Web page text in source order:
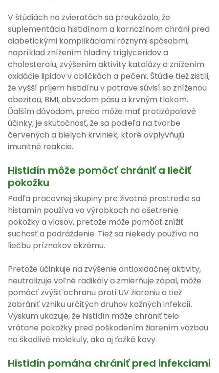
V štúdiách na zvieratách sa preukázalo, že
suplementácia histidínom a karnozínom chráni pred
diabetickými komplikáciami rôznymi spôsobmi,
napríklad znížením hladiny triglyceridov a
cholesterolu, zvýšením aktivity katalázy a znížením
oxidácie lipidov v obličkách a pečeni. Štúdie tiež zistili,
že vyšší príjem histidínu v potrave súvisí so zníženou
obezitou, BMI, obvodom pásu a krvným tlakom.
Ďalším dôvodom, prečo môže mať protizápalové
účinky, je skutočnosť, že sa podieľa na tvorbe
červených a bielych krviniek, ktoré ovplyvňujú
imunitné reakcie.
Histidín môže pomôcť chrániť a liečiť
pokožku
Podľa pracovnej skupiny pre životné prostredie sa
histamín používa vo výrobkoch na ošetrenie
pokožky a vlasov, pretože môže pomôcť znížiť
suchosť a podráždenie. Tiež sa niekedy používa na
liečbu príznakov ekzému.
Pretože účinkuje na zvýšenie antioxidačnej aktivity,
neutralizuje voľné radikály a zmierňuje zápal, môže
pomôcť zvýšiť ochranu proti UV žiareniu a tiež
zabrániť vzniku určitých druhov kožných infekcií.
Výskum ukazuje, že histidín môže chrániť telo
vrátane pokožky pred poškodením žiarením väzbou
na škodlivé molekuly, ako aj ťažké kovy.
Histidín pomáha chrániť pred infekciami